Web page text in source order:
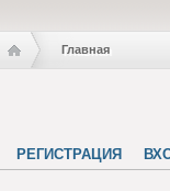
Главная
РЕГИСТРАЦИЯ